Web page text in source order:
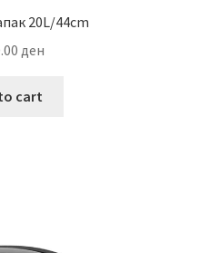
20L/44cm
ден
cart